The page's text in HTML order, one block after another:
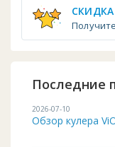
Последние
2026-07-10
Обзор кулера